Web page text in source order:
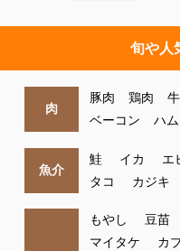
旬や人
肉
豚肉 鶏肉
ベーコン
ハム
魚介
鮭 イカ エ
タコ
カジキ
もやし 豆苗
マイタケ
カ